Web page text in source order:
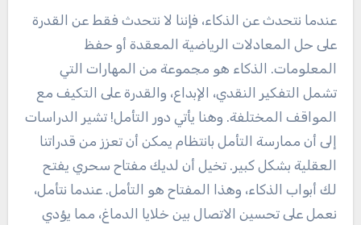
عندما نتحدث عن الذكاء، فإننا لا نتحدث فقط عن القدرة
على حل المعادلات الرياضية المعقدة أو حفظ
المعلومات. الذكاء هو مجموعة من المهارات التي
تشمل التفكير النقدي، الإبداع، والقدرة على التكيف مع
المواقف المختلفة. وهنا يأتي دور التأمل! تشير الدراسات
إلى أن ممارسة التأمل بانتظام يمكن أن تعزز من قدراتنا
العقلية بشكل كبير. تخيل أن لديك مفتاح سحري يفتح
لك أبواب الذكاء، وهذا المفتاح هو التأمل. عندما نتأمل،
نعمل على تحسين الاتصال بين خلايا الدماغ، مما يؤدي